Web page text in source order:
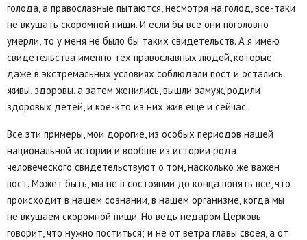
голода, а православные пытаются, несмотря на голод, все-таки
не вкушать скоромной пищи. И если бы все они поголовно
умерли, то у меня не было бы таких свидетельств. А я имею
свидетельства именно тех православных людей, которые
даже в экстремальных условиях соблюдали пост и остались
живы, здоровы, а затем женились, вышли замуж, родили
здоровых детей, и кое-кто из них жив еще и сейчас.
Все эти примеры, мои дорогие, из особых периодов нашей
национальной истории и вообще из истории рода
человеческого свидетельствуют о том, насколько же важен
пост. Может быть, мы не в состоянии до конца понять все, что
происходит в нашем сознании, в нашем организме, когда мы
не вкушаем скоромной пищи. Но ведь недаром Церковь
говорит, что нужно поститься; и не от ветра главы своея, а от